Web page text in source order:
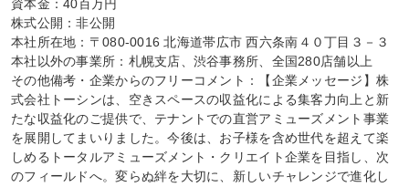
資本金：40百万円
株式公開：非公開
本社所在地：〒080-0016 北海道帯広市 西六条南４０丁目３－３
本社以外の事業所：札幌支店、渋谷事務所、全国280店舗以上
その他備考・企業からのフリーコメント：【企業メッセージ】株
式会社トーシンは、空きスペースの収益化による集客力向上と新
たな収益化のご提供で、テナントでの直営アミューズメント事業
を展開してまいりました。今後は、お子様を含め世代を超えて楽
しめるトータルアミューズメント・クリエイト企業を目指し、次
のフィールドへ。変らぬ絆を大切に、新しいチャレンジで進化し